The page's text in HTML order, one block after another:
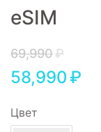
eSIM
69,990₽
58,990₽
Цвет